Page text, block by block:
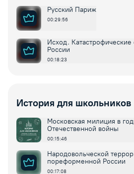
Русский Париж
00:29:56
Исход. Катастрофические
России
00:18:23
История для школьников
Московская милиция в
Отечественной войны
00:15:46
Народовольческой
пореформенной России
00:17:08